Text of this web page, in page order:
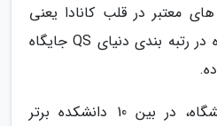
معتبر در قلب کانادا یعنی
مونترال است. این دانشگاه در رتبه بندی دنیای QS جایگاه
دانشکده تجارت این دانشگاه، در بین 10 دانشکده برتر